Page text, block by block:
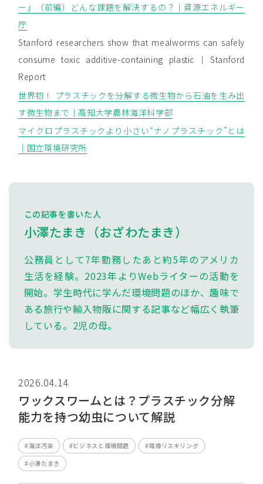
ー」（前編）どんな課題を解決するの？｜資源エネルギー
庁
Stanford researchers show that mealworms can safely
consume toxic additive-containing plastic｜Stanford
Report
世界初！ プラスチックを分解する微生物から石油を生み出
す微生物まで｜高知大学農林海洋科学部
マイクロプラスチックより小さい“ナノプラスチック”とは
｜国立環境研究所
この記事を書いた人
小澤たまき（おざわたまき）
公務員として7年勤務したあと約5年のアメリカ
生活を経験。2023年よりWebライターの活動を
開始。学生時代に学んだ環境問題のほか、趣味で
ある旅行や輸入物販に関する記事など幅広く執筆
している。2児の母。
2026.04.14
ワックスワームとは？プラスチック分解
能力を持つ幼虫について解説
#海洋汚染 #ビジネスと環境問題 #環境リスキリング
#小澤たまき